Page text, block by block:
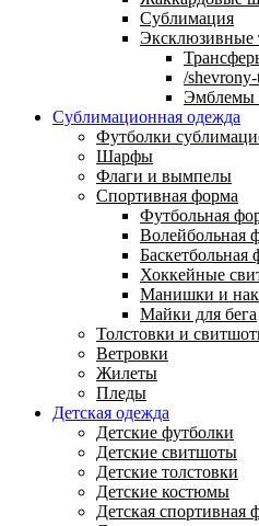
Сублимация
Эксклюзивные
/
Эмблемы
Сублимационная одежда
Футболки
Шарфы
Флаги и вымпелы
Спортивная форма
Футбольная
Волейбольная
Баскетбольная
Хоккейные
Манишки и
Майки для бега
Толстовки и
Ветровки
Жилеты
Пледы
Детская одежда
Детские футболки
Детские свитшоты
Детские толстовки
Детские костюмы
Детская спортивная